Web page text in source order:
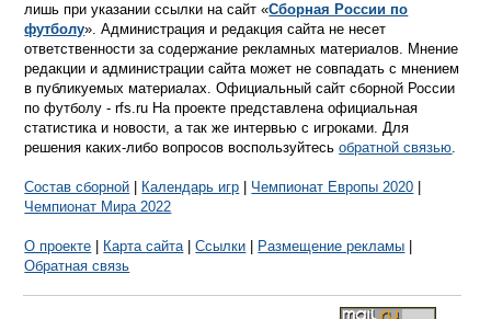
лишь при указании ссылки на сайт «Сборная России по
футболу». Администрация и редакция сайта не несет
ответственности за содержание рекламных материалов. Мнение
редакции и администрации сайта может не совпадать с мнением
в публикуемых материалах. Официальный сайт сборной России
по футболу - rfs.ru На проекте представлена официальная
статистика и новости, а так же интервью с игроками. Для
решения каких-либо вопросов воспользуйтесьобратной связью.
Состав сборной Календарь игр Чемпионат Европы 2020
Чемпионат Мира 2022
О проекте Карта сайта|Ссылки Размещение рекламы
Обратная связь